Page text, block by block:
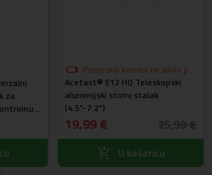
za
Posljednji komad na zalihi po
akcijskoj cijeni
Acefast® E12 HQ Teleskopski
aluminijski stolni stalak
(4.5"-7.2")
19,99 €
U košaricu